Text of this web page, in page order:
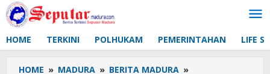
Lewati
ke
HOME TERKINI POLHUKAM PEMERINTAHAN LIFE
HOME » MADURA » BERITA MADURA »